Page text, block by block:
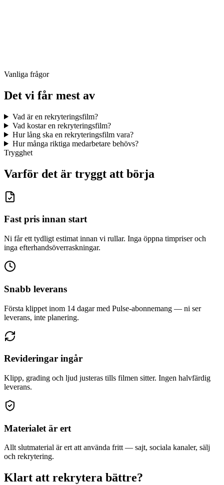
Vanliga frågor
Det vi får mest av
Vad är en rekryteringsfilm?
Vad kostar en rekryteringsfilm?
Hur lång ska en rekryteringsfilm vara?
Hur många riktiga medarbetare behövs?
Trygghet
Varför det är tryggt att börja
Fast pris innan start
Ni får ett tydligt estimat innan vi rullar. Inga öppna timpriser och
inga efterhandsöverraskningar.
Snabb leverans
Första klippet inom 14 dagar med Pulse-abonnemang — ni ser
leverans, inte planering.
Revideringar ingår
Klipp, grading och ljud justeras tills filmen sitter. Ingen halvfärdig
leverans.
Materialet är ert
Allt slutmaterial är ert att använda fritt — sajt, sociala kanaler, sälj
och rekrytering.
Klart att rekrytera bättre?